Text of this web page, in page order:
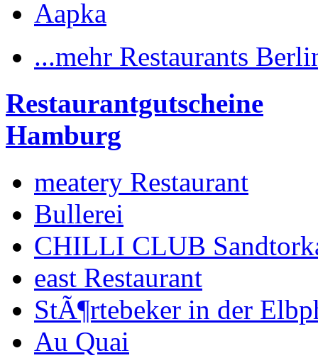
Aapka
...mehr Restaurants
Restaurantgutscheine
Hamburg
meatery Restaurant
Bullerei
CHILLI CLUB
east Restaurant
StÃ¶rtebeker in der
Au Quai